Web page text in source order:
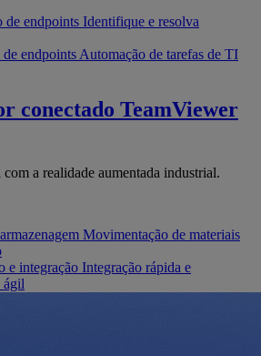
de endpoints Identifique e resolva
endpoints Automação de tarefas de TI
conectado TeamViewer
a realidade aumentada industrial.
Movimentação de materiais
e integração Integração rápida e
ágil